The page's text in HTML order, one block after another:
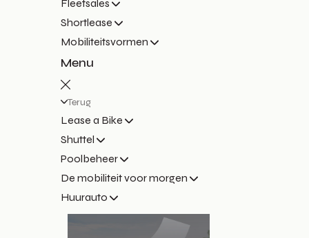
Fleetsales
Shortlease
Mobiliteitsvormen
Menu
Terug
Lease a Bike
Shuttel
Poolbeheer
De mobiliteit voor morgen
Huurauto